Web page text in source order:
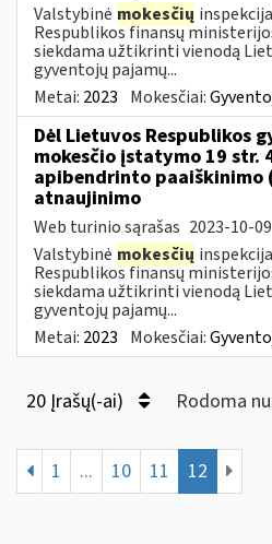
Valstybinė mokesčių
Respublikos finansų
siekdama užtikrinti vienodą
gyventojų pajamų...
Metai: 2023 Mokesčiai:
Dėl Lietuvos Respublikos
mokesčio įstatymo 19 str.
apibendrinto paaiškinimo
atnaujinimo
Web turinio sąrašas 2023-10-09
Valstybinė mokesčių
Respublikos finansų
siekdama užtikrinti vienodą
gyventojų pajamų...
Metai: 2023 Mokesčiai:
20 Įrašų(-ai) Rodoma
1 ... 10 11 12